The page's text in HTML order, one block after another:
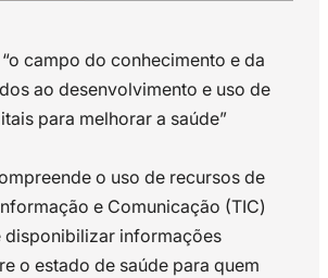
campo do conhecimento e da
ao desenvolvimento e uso de
para melhorar a saúde”
o uso de recursos de
e Comunicação (TIC)
disponibilizar informações
o estado de saúde para quem